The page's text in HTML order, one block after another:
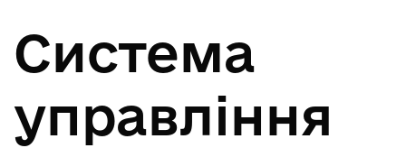
Система
управління